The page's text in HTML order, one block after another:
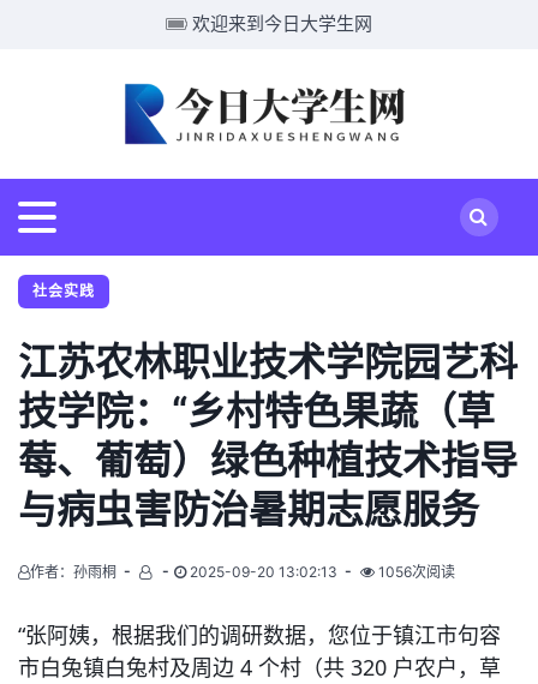
欢迎来到今日大学生网
社会实践
江苏农林职业技术学院园艺科
技学院：“乡村特色果蔬（草
莓、葡萄）绿色种植技术指导
与病虫害防治暑期志愿服务
作者：孙雨桐 2025-09-20 13:02:13 1056次阅读
“张阿姨，根据我们的调研数据，您位于镇江市句容
市白兔镇白兔村及周边 4 个村（共 320 户农户，草